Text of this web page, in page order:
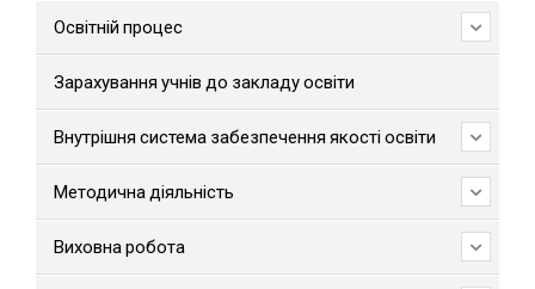
Освітній процес
Зарахування учнів до закладу освіти
Внутрішня система забезпечення якості освіти
Методична діяльність
Виховна робота